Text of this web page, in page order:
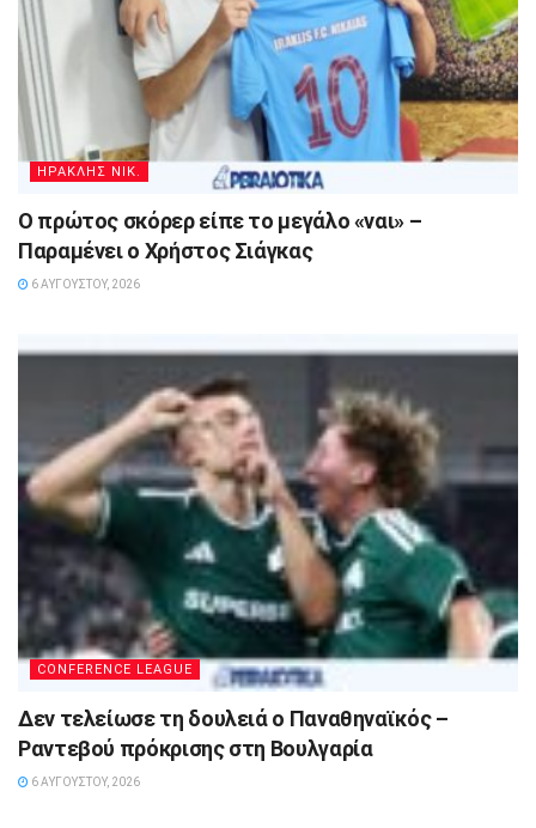
ΗΡΑΚΛΗΣ ΝΙΚ.
Ο πρώτος σκόρερ είπε το μεγάλο «ναι» –
Παραμένει ο Χρήστος Σιάγκας
6 ΑΥΓΟΎΣΤΟΥ, 2026
CONFERENCE LEAGUE
Δεν τελείωσε τη δουλειά ο Παναθηναϊκός –
Ραντεβού πρόκρισης στη Βουλγαρία
6 ΑΥΓΟΎΣΤΟΥ, 2026